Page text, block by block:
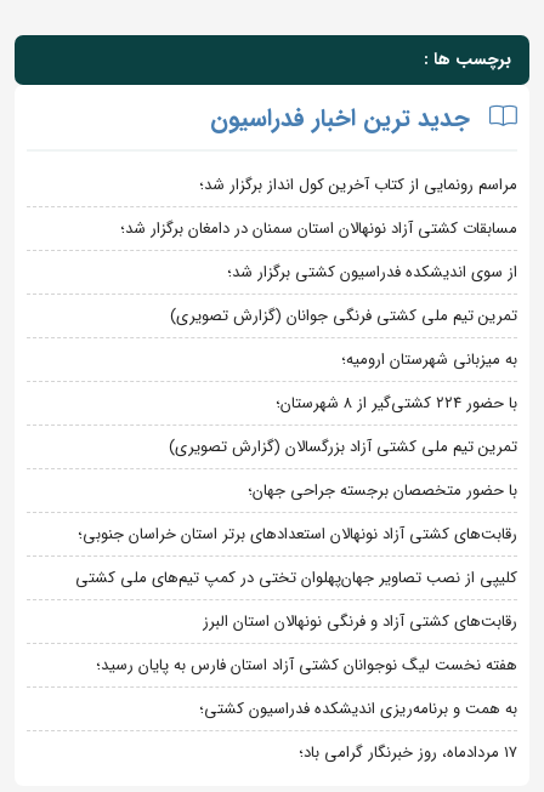
برچسب ها :
جدید ترین اخبار فدراسیون
مراسم رونمایی از کتاب آخرین کول انداز برگزار شد؛
مسابقات کشتی آزاد نونهالان استان سمنان در دامغان برگزار شد؛
از سوی اندیشکده فدراسیون کشتی برگزار شد؛
تمرین تیم ملی کشتی فرنگی جوانان (گزارش تصویری)
به میزبانی شهرستان ارومیه؛
با حضور ۲۲۴ کشتی‌گیر از ۸ شهرستان؛
تمرین تیم ملی کشتی آزاد بزرگسالان (گزارش تصویری)
با حضور متخصصان برجسته جراحی جهان؛
رقابت‌های کشتی آزاد نونهالان استعدادهای برتر استان خراسان جنوبی؛
کلیپی از نصب تصاویر جهان‌پهلوان تختی در کمپ تیم‌های ملی کشتی
رقابت‌های کشتی آزاد و فرنگی نونهالان استان البرز
هفته نخست لیگ نوجوانان کشتی آزاد استان فارس به پایان رسید؛
به همت و برنامه‌ریزی اندیشکده فدراسیون کشتی؛
۱۷ مردادماه، روز خبرنگار گرامی باد؛